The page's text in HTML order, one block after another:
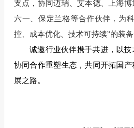
支点，协同迈瑞、艾本德、上海
六一、保定兰格等合作伙伴，为
控、成本优化、技术可持续”的装备
诚邀行业伙伴携手共进，以
协同合作重塑生态，共同开拓国
展之路。